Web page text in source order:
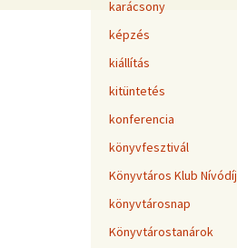
karácsony
képzés
kiállítás
kitüntetés
konferencia
könyvfesztivál
Könyvtáros Klub Nívódíj
könyvtárosnap
Könyvtárostanárok